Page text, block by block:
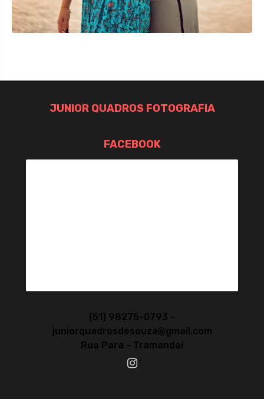
JUNIOR QUADROS FOTOGRAFIA
FACEBOOK
(51) 98275-0793 -
juniorquadrosdesouza@gmail.com
Rua Para - Tramandaí